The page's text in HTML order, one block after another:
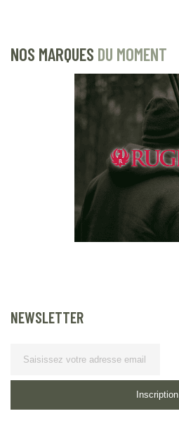
NOS MARQUES DU MOMENT
NEWSLETTER
Inscription